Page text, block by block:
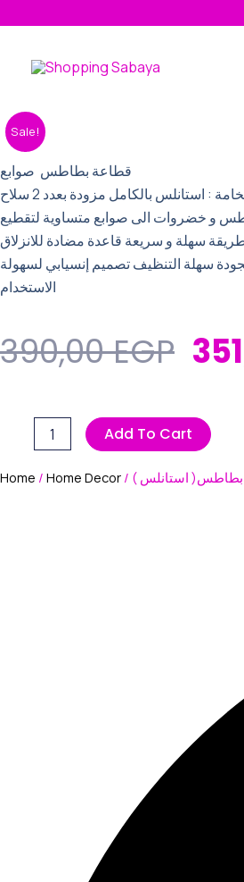
content
قطاعة بطاطس صوابع
: استانلس بالكامل مزودة بعدد 2 سلاح
و خضروات الى صوابع متساوية لتقطيع
سهلة و سريعة قاعدة مضادة للانزلاق
سهلة التنظيف تصميم إنسيابي لسهولة
الاستخدام
390,00EGP
قطاعة
بطاطس(
استانلس
quantity
Add To Cart
Home / Home Decor بطاطس( استانلس )
Sale!